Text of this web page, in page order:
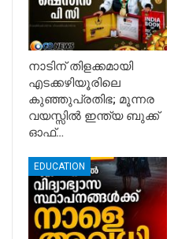
നാടിന് തിളക്കമായി
എടക്കഴിയൂരിലെ
കുഞ്ഞുപ്രതിഭ; മൂന്നര
വയസ്സിൽ ഇന്ത്യ ബുക്ക്
ഓഫ്…
EDUCATION